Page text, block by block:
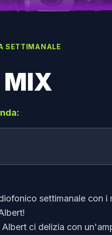
SETTIMANALE
MIX
settimanale con i
ci delizia con